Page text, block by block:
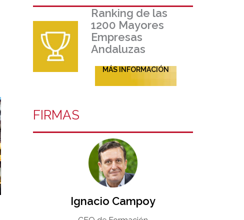
Ranking de las
1200 Mayores
Empresas
Andaluzas
MÁS INFORMACIÓN
FIRMAS
Ignacio Campoy​